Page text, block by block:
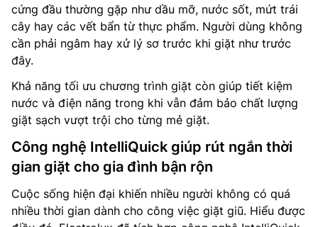
cứng đầu thường gặp như dầu mỡ, nước sốt, mứt trái
cây hay các vết bẩn từ thực phẩm. Người dùng không
cần phải ngâm hay xử lý sơ trước khi giặt như trước
đây.
Khả năng tối ưu chương trình giặt còn giúp tiết kiệm
nước và điện năng trong khi vẫn đảm bảo chất lượng
giặt sạch vượt trội cho từng mẻ giặt.
Công nghệ IntelliQuick giúp rút ngắn thời
gian giặt cho gia đình bận rộn
Cuộc sống hiện đại khiến nhiều người không có quá
nhiều thời gian dành cho công việc giặt giũ. Hiểu được